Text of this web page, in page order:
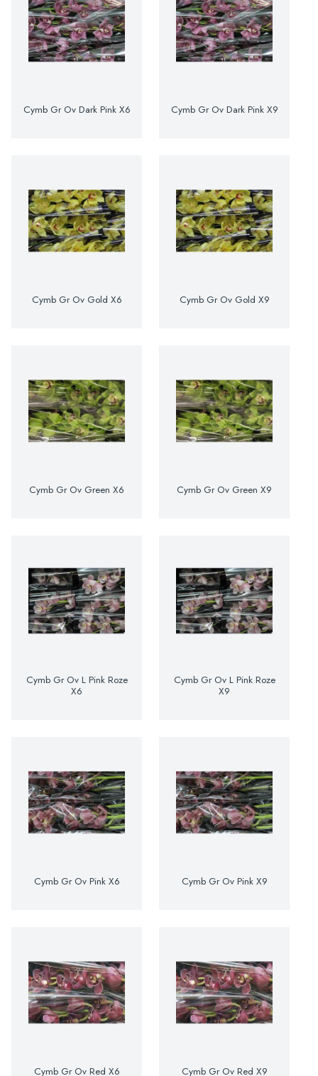
Cymb Gr Ov Dark Pink X6 Cymb Gr Ov Dark Pink X9
Cymb Gr Ov Gold X6 Cymb Gr Ov Gold X9
Cymb Gr Ov Green X6 Cymb Gr Ov Green X9
Cymb Gr Ov L Pink Roze
X6
Cymb Gr Ov L Pink Roze
X9
Cymb Gr Ov Pink X6 Cymb Gr Ov Pink X9
Cymb Gr Ov Red X6 Cymb Gr Ov Red X9